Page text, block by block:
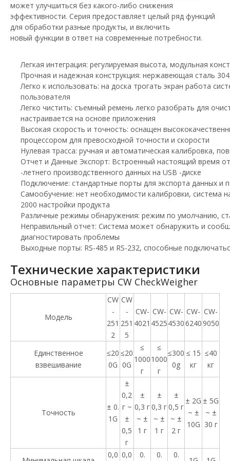
может улучшиться без какого-либо снижения
эффективности. Серия предоставляет целый ряд функций
для обработки разные продукты, и включить
новый функции в ответ на современные потребности.
Легкая интеграция: регулируемая высота, модульная
Прочная и надежная конструкция: нержавеющая сталь
Легко к использовать: на доска трогать экран работа
пользователя
Легко чистить: съемный ремень легко разобрать для
настраивается на основе приложения
Высокая скорость и точность: оснащен
процессором для превосходной точности и скорости
Нулевая трасса: ручная и автоматическая калибровка,
Отчет и Данные Экспорт: Встроенный настоящий время
-летнего производственного данных на USB -диске
Подключение: стандартные порты для экспорта данных и
Самообучение: нет необходимости калибровки, система
2000 настройки продукта
Различные режимы обнаружения: режим по
Неправильный отчет: Система может обнаружить и
диагностировать проблемы
Выходные порты: RS-485 и RS-232, способные
Технические характеристики
Основные параметры CW CheckWeigher
Модель
CW
-
251
2
CW
-
251
5
CW-
4021
CW-
4525
CW-
4530
CW-
6240
CW-
9050
Единственное
взвешивание
≤20
0G
≤20
0G
≤
1000
г
≤
1000
г
≤300
0g
≤ 15
кг
≤40
кг
Точность
± 0.
1G
±
0,2
г ~
±
0,5
г
±
0,3 г
~ ±
1 г
±
0,3 г
~ ±
1 г
±
0,5 г
~ ±
2 г
± 2G
~ ±
10G
± 5G
~ ±
30 г
0,0 0,0 0. 0. 0.